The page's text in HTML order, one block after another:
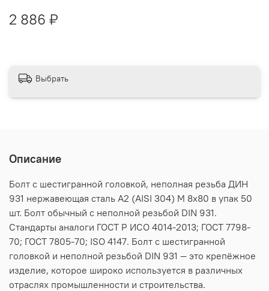
2 886 ₽
Выбрать
Описание
Болт с шестигранной головкой, неполная резьба ДИН
931 нержавеющая сталь А2 (AISI 304) M 8х80 в упак 50
шт. Болт обычный с неполной резьбой DIN 931.
Стандарты аналоги ГОСТ Р ИСО 4014-2013; ГОСТ 7798-
70; ГОСТ 7805-70; ISO 4147. Болт с шестигранной
головкой и неполной резьбой DIN 931 — это крепёжное
изделие, которое широко используется в различных
отраслях промышленности и строительства.